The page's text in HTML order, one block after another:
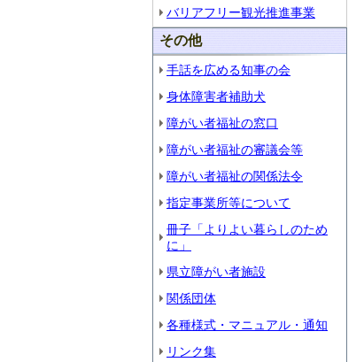
バリアフリー観光推進事業
その他
手話を広める知事の会
身体障害者補助犬
障がい者福祉の窓口
障がい者福祉の審議会等
障がい者福祉の関係法令
指定事業所等について
冊子「よりよい暮らしのため
に」
県立障がい者施設
関係団体
各種様式・マニュアル・通知
リンク集